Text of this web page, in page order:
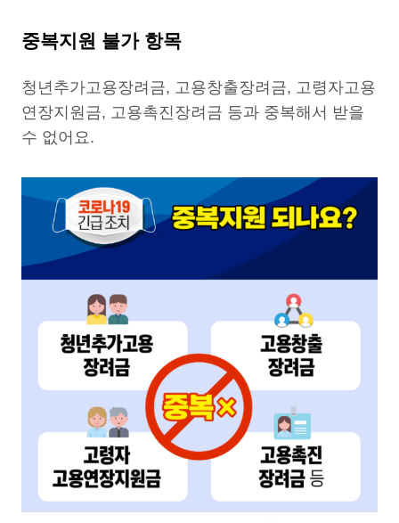
중복지원 불가 항목
청년추가고용장려금, 고용창출장려금, 고령자고용
연장지원금, 고용촉진장려금 등과 중복해서 받을
수 없어요.